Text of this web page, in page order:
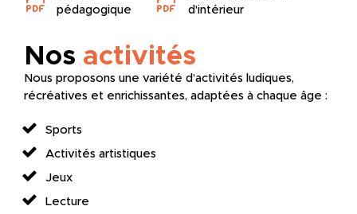
pédagogique
d'intérieur
Nos activités
Nous proposons une variété d’activités ludiques,
récréatives et enrichissantes, adaptées à chaque âge :
Sports
Activités artistiques
Jeux
Lecture